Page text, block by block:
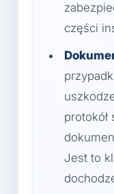
części
protokół
Jest to